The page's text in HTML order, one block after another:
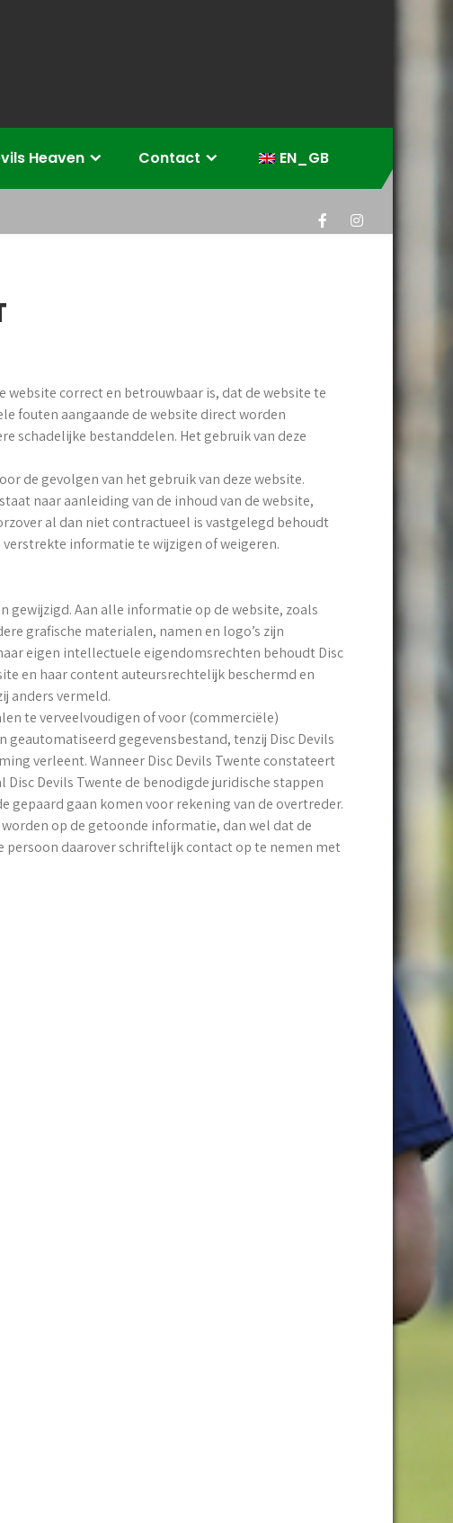
Heaven Contact EN_GB
website correct en betrouwbaar is, dat de website te
fouten aangaande de website direct worden
schadelijke bestanddelen. Het gebruik van deze
de gevolgen van het gebruik van deze website.
naar aanleiding van de inhoud van de website,
al dan niet contractueel is vastgelegd behoudt
informatie te wijzigen of weigeren.
Aan alle informatie op de website, zoals
grafische materialen, namen en logo’s zijn
eigen intellectuele eigendomsrechten behoudt Disc
en haar content auteursrechtelijk beschermd en
anders vermeld.
te verveelvoudigen of voor (commerciële)
gegevensbestand, tenzij Disc Devils
verleent. Wanneer Disc Devils Twente constateert
Devils Twente de benodigde juridische stappen
gepaard gaan komen voor rekening van de overtreder.
op de getoonde informatie, dan wel dat de
daarover schriftelijk contact op te nemen met